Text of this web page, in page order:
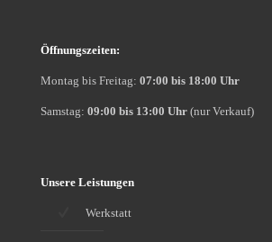
Öffnungszeiten:
Montag bis Freitag: 07:00 bis 18:00 Uhr
Samstag: 09:00 bis 13:00 Uhr (nur Verkauf)
Unsere Leistungen
Werkstatt